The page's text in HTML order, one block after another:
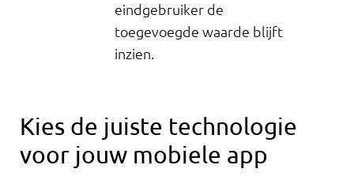
eindgebruiker de
toegevoegde waarde blijft
inzien.
Kies de juiste technologie
voor jouw mobiele app